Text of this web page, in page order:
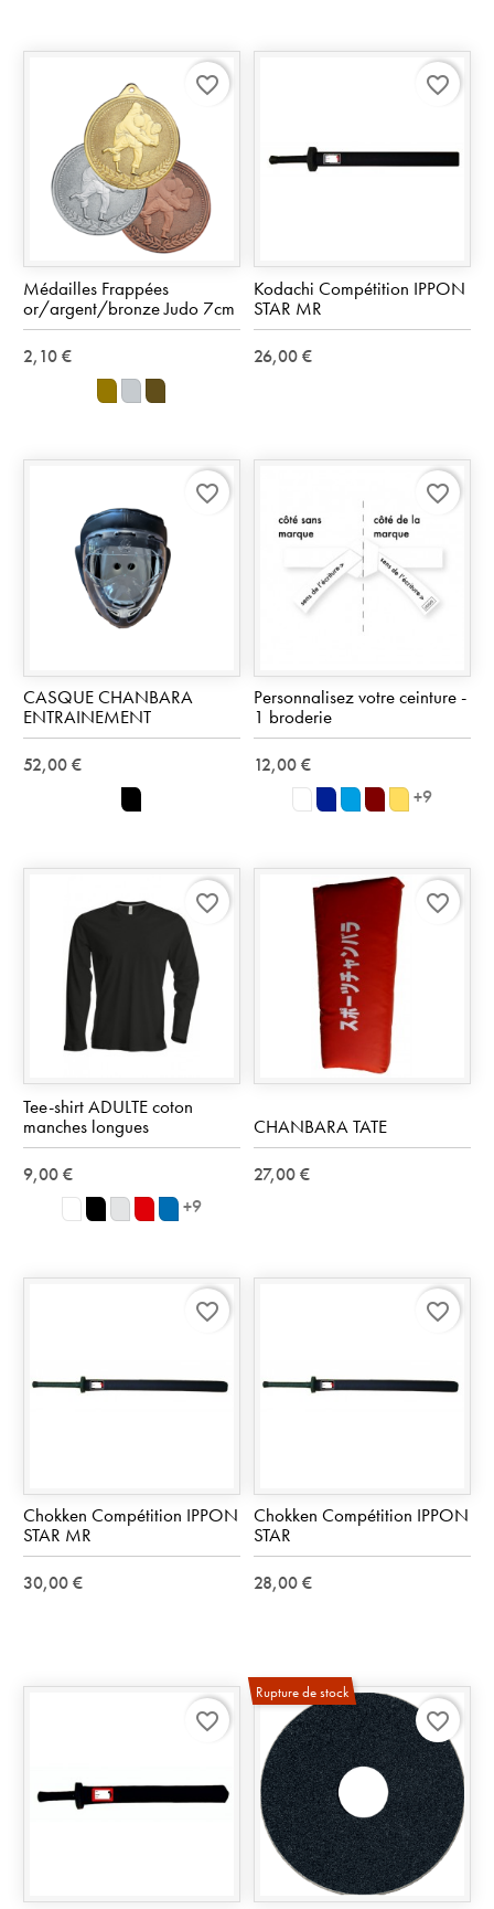
Médailles Frappées
or/argent/bronze Judo 7cm
2,10 €
OR
Argent
favorite_border
Kodachi Compétition IPPON
STAR MR
26,00 €
favorite_border
CASQUE CHANBARA
ENTRAINEMENT
52,00 €
favorite_border
Personnalisez votre ceinture -
1 broderie
12,00 €
Blanc Bleu
Bleu
Bordeaux
Jaune
+9
favorite_border
Tee-shirt ADULTE coton
manches longues
9,00 €
blanc noir Ash rougeRoyal
+9
favorite_border
CHANBARA TATE
27,00 €
favorite_border
Chokken Compétition IPPON
STAR MR
30,00 €
favorite_border
Chokken Compétition IPPON
STAR
28,00 €
favorite_border
favorite_border
Rupture de stock
favorite_border